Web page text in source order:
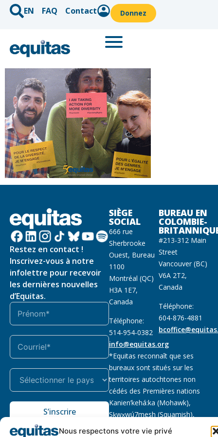
Nous respectons votre vie privé
EN FAQ Contact Donnez
Restez en contact !
Inscrivez-vous à notre
infolettre pour recevoir
les dernières nouvelles
d’Equitas.
S’inscrire
SIÈGE
SOCIAL
666 rue
Sherbrooke
Ouest, Bureau
1100
Montréal (QC)
H3A 1E7,
Canada
Téléphone:
514-954-0382
info@equitas.org
BUREAU EN
COLOMBIE-
#213-312 Main
Street
Vancouver (BC)
V6A 2T2,
Canada
Téléphone:
604-876-4881
*Equitas reconnaît que ses
bureaux sont situés sur les
territoires autochtones non
cédés des Premières nations
Kanien’kehá:ka (Mohawk),
Sḵwx̱wú7mesh (Squamish),
səl̓ilwətaɁɬ (Tsleil Waututh) et